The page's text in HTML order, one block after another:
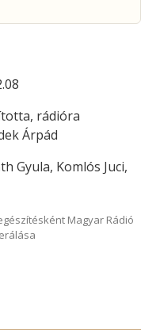
rádióra
Árpád
Gyula, Komlós Juci,
Magyar Rádió